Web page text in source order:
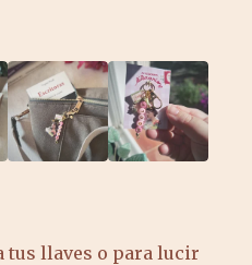
tus llaves o para lucir